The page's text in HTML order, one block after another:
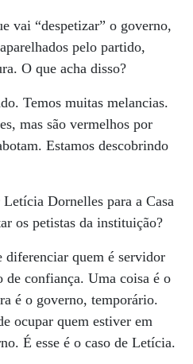
vai “despetizar” o governo,
pelo partido,
O que acha disso?
Temos muitas melancias.
mas são vermelhos por
Estamos descobrindo
Dornelles para a Casa
os petistas da instituição?
quem é servidor
de confiança. Uma coisa é o
é o governo, temporário.
ocupar quem estiver em
É esse é o caso de Letícia.